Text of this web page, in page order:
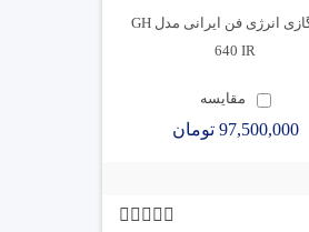
هیتر گازی انرژی فن ایرانی مدل GH
640 IR
مقایسه
97,500,000 تومان